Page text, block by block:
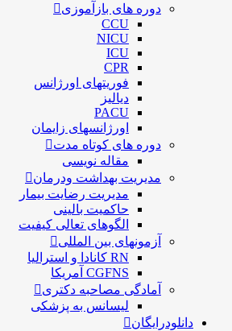
دوره های بازآموزی
CCU
NICU
ICU
CPR
فوریتهای اورژانس
دیالیز
PACU
اورژانسهای زایمان
دوره های کوتاه مدت
مقاله نویسی
مدیریت بهداشت ودرمان
مديريت رضايت بيمار
حاكميت بالينی
الگوهای تعالی کيفيت
آزمونهای بین المللی
RN کانادا و استرالیا
CGFNS آمریکا
آمادگی مصاحبه دکتری
لیسانس به پزشکی
دانلودرایگان